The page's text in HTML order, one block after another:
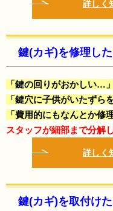
詳しく
鍵(カギ)を修理し
「鍵の回りがおかしい…」
「鍵穴に子供がいたずら
「費用的にもなんとか修
スタッフが細部まで分解
詳しく
鍵(カギ)を取付け